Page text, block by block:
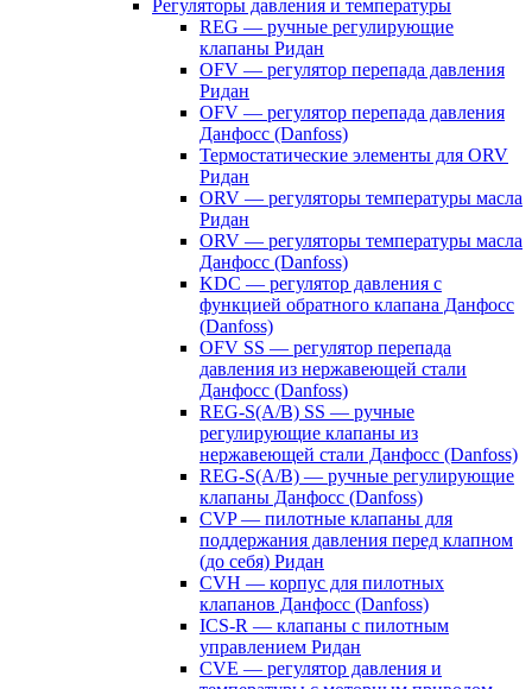
Регуляторы давления и температуры
REG — ручные регулирующие
клапаны Ридан
OFV — регулятор перепада давления
Ридан
OFV — регулятор перепада давления
Данфосс (Danfoss)
Термостатические элементы для ORV
Ридан
ORV — регуляторы температуры масла
Ридан
ORV — регуляторы температуры масла
Данфосс (Danfoss)
KDC — регулятор давления с
функцией обратного клапана Данфосс
(Danfoss)
OFV SS — регулятор перепада
давления из нержавеющей стали
Данфосс (Danfoss)
REG-S(A/B) SS — ручные
регулирующие клапаны из
нержавеющей стали Данфосс (Danfoss)
REG-S(A/B) — ручные регулирующие
клапаны Данфосс (Danfoss)
CVP — пилотные клапаны для
поддержания давления перед клапном
(до себя) Ридан
CVH — корпус для пилотных
клапанов Данфосс (Danfoss)
ICS-R — клапаны с пилотным
управлением Ридан
CVE — регулятор давления и